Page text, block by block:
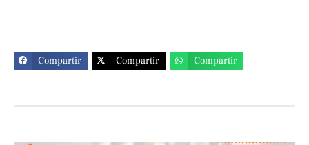
Compartir Compartir Compartir